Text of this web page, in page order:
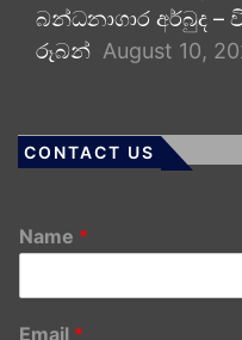
බන්ධනාගාර අර්බුද
රූබන් August 10,
CONTACT US
Name *
Email *